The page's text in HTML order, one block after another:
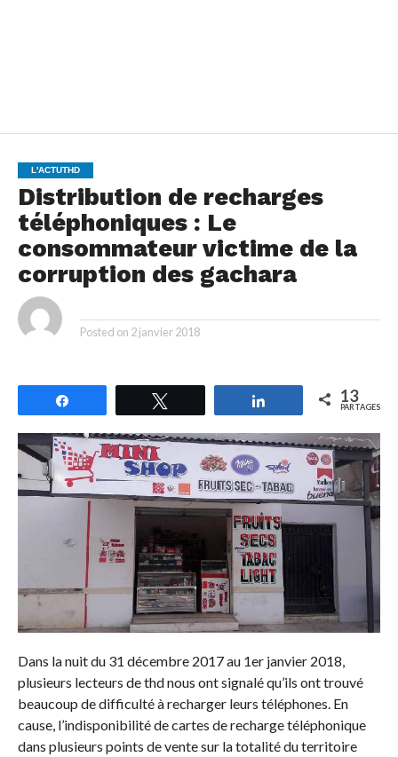
L'ACTUTHD
Distribution de recharges
téléphoniques : Le
consommateur victime de la
corruption des gachara
Posted on 2 janvier 2018
Partagez 13
PARTAGES
Dans la nuit du 31 décembre 2017 au 1er janvier 2018,
plusieurs lecteurs de thd nous ont signalé qu’ils ont trouvé
beaucoup de difficulté à recharger leurs téléphones. En
cause, l’indisponibilité de cartes de recharge téléphonique
dans plusieurs points de vente sur la totalité du territoire